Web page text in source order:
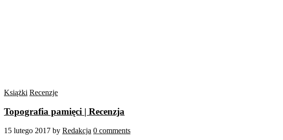
Książki Recenzje
Topografia pamięci | Recenzja
15 lutego 2017 by Redakcja 0 comments